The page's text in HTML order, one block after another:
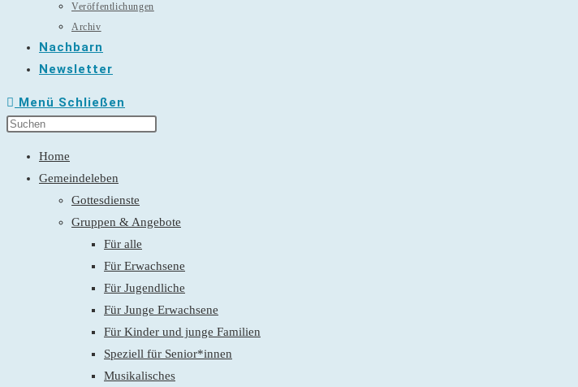
Veröffentlichungen
Archiv
Nachbarn
Newsletter
Menü Schließen
Home
Gemeindeleben
Gottesdienste
Gruppen & Angebote
Für alle
Für Erwachsene
Für Jugendliche
Für Junge Erwachsene
Für Kinder und junge Familien
Speziell für Senior*innen
Musikalisches